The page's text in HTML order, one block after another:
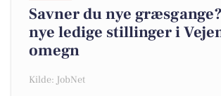
Savner du nye
nye ledige stillinger i
omegn
Kilde: JobNet